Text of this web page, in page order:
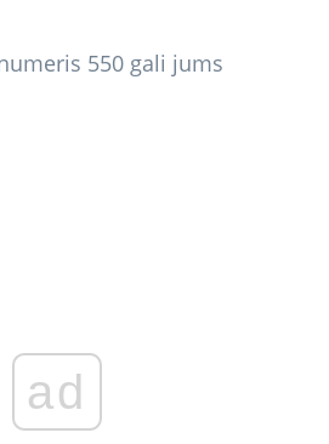
550 gali jums
ad